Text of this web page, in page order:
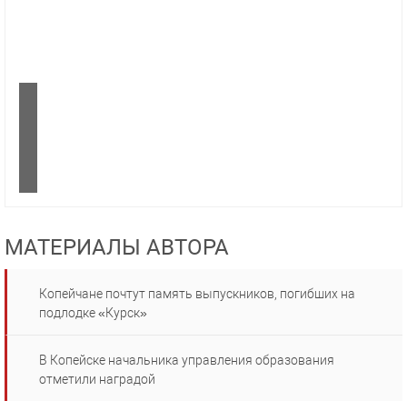
МАТЕРИАЛЫ АВТОРА
Копейчане почтут память выпускников, погибших на
подлодке «Курск»
В Копейске начальника управления образования
отметили наградой